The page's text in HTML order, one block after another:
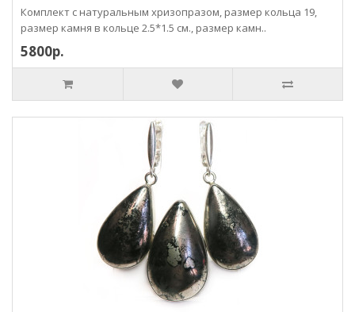
Комплект с натуральным хризопразом, размер кольца 19,
размер камня в кольце 2.5*1.5 см., размер камн..
5800р.